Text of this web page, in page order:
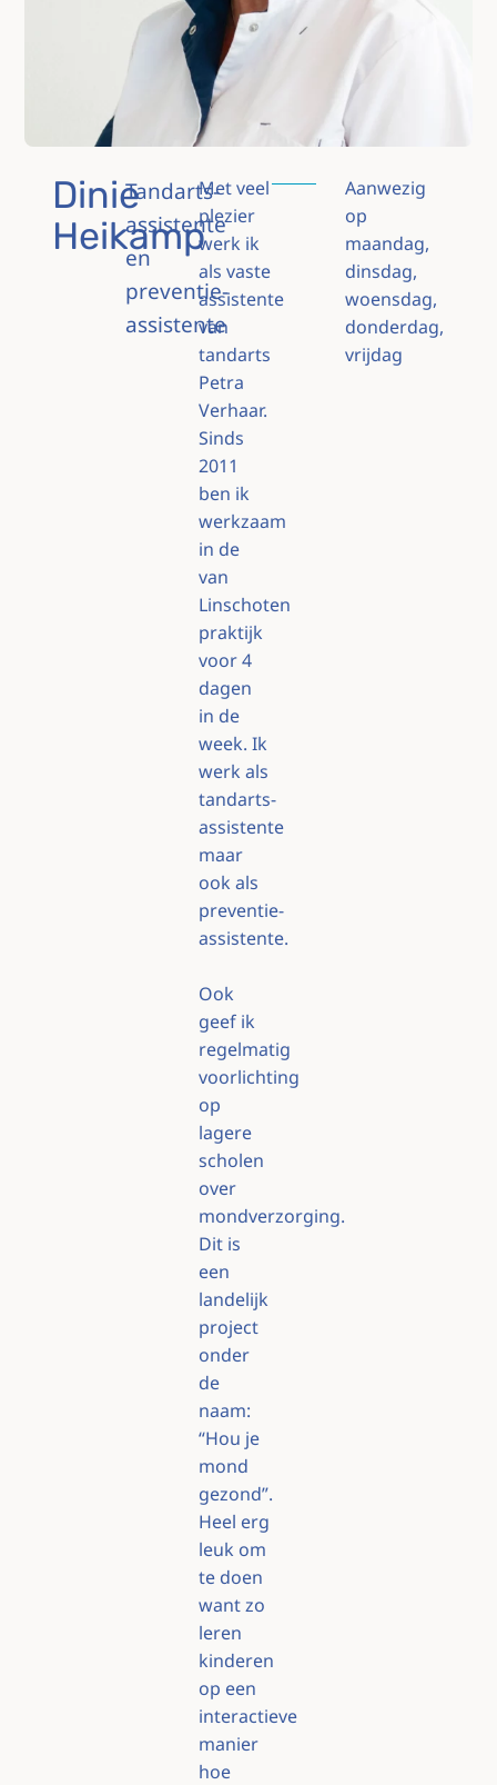
Dinie
Heikamp
Tandarts-
assistente
en
preventie-
assistente
Met veel
plezier
werk ik
als vaste
assistente
van
tandarts
Petra
Verhaar.
Sinds
2011
ben ik
werkzaam
in de
van
Linschoten
praktijk
voor 4
dagen
in de
week. Ik
werk als
tandarts-
assistente
maar
ook als
preventie-
assistente.
Ook
geef ik
regelmatig
voorlichting
op
lagere
scholen
over
mondverzorging.
Dit is
een
landelijk
project
onder
de
naam:
“Hou je
mond
gezond”.
Heel erg
leuk om
te doen
want zo
leren
kinderen
op een
interactieve
manier
hoe
Aanwezig
op
maandag,
dinsdag,
woensdag,
donderdag,
vrijdag